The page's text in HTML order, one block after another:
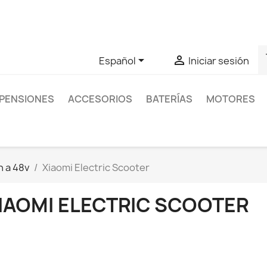
Español  Iniciar sesión
ACCESORIOS BATERÍAS MOTORES
a 48v Xiaomi Electric Scooter
ELECTRIC SCOOTER